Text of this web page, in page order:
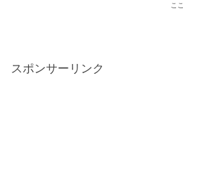
ここ
スポンサーリンク